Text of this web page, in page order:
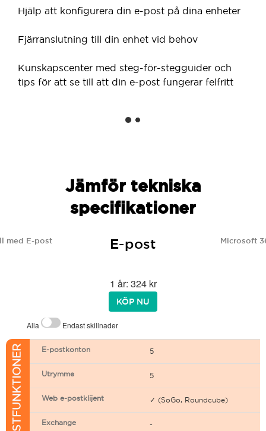
Hjälp att konfigurera din e-post på dina enheter
Fjärranslutning till din enhet vid behov
Kunskapscenter med steg-för-stegguider och
tips för att se till att din e-post fungerar felfritt
Jämför tekniska
specifikationer
med E-post E-post Microsoft
1 år: 324 kr
KÖP NU
Alla Endast skillnader
E-POSTFUNKTIONER E-postkonton 5
Utrymme 5
Web e-postklijent ✓ (SoGo, Roundcube)
Exchange -